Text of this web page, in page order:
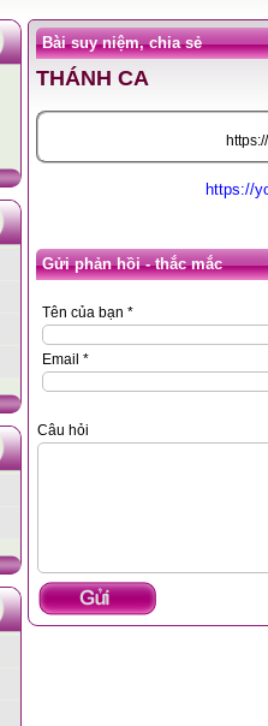
Bài suy niệm, chia sẻ
THÁNH CA
https://
Gửi phản hồi - thắc mắc
Tên của bạn *
Email *
Câu hỏi